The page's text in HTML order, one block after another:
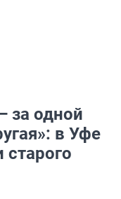
за одной
в Уфе